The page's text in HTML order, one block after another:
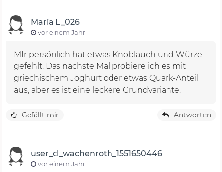
Maria L_026
vor einem Jahr
MIr persönlich hat etwas Knoblauch und Würze
gefehlt. Das nächste Mal probiere ich es mit
griechischem Joghurt oder etwas Quark-Anteil
aus, aber es ist eine leckere Grundvariante.
Gefällt mir Antworten
user_cl_wachenroth_1551650446
vor einem Jahr